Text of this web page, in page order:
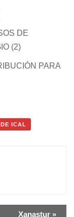
DE
(2)
PARA
ICAL
Xanastur »